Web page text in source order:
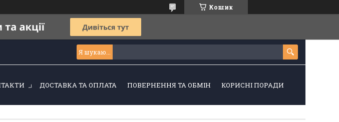
Кошик
ДОСТАВКА ТА ОПЛАТА ПОВЕРНЕННЯ ТА ОБМІН КОРИСНІ ПОРАДИ